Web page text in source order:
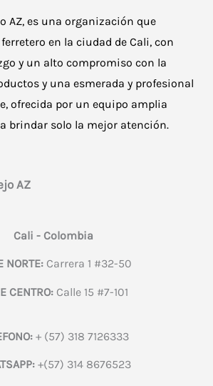
AZ, es una organización que
en la ciudad de Cali, con
y un alto compromiso con la
y una esmerada y profesional
ofrecida por un equipo amplia
brindar solo la mejor atención.
AZ
Cali - Colombia
NORTE:Carrera 1 #32-50
CENTRO: Calle 15 #7-101
+ (57) 318 7126333
+(57) 314 8676523